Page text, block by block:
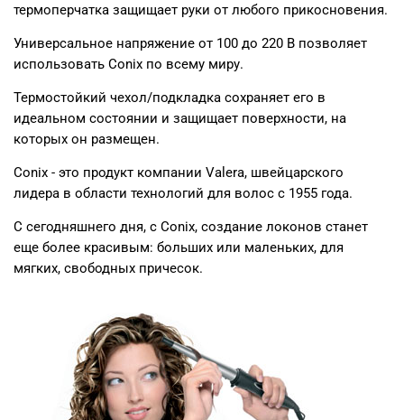
термоперчатка защищает руки от любого прикосновения.
Универсальное напряжение от 100 до 220 В позволяет
использовать Conix по всему миру.
Термостойкий чехол/подкладка сохраняет его в
идеальном состоянии и защищает поверхности, на
которых он размещен.
Conix - это продукт компании Valera, швейцарского
лидера в области технологий для волос с 1955 года.
С сегодняшнего дня, с Conix, создание локонов станет
еще более красивым: больших или маленьких, для
мягких, свободных причесок.